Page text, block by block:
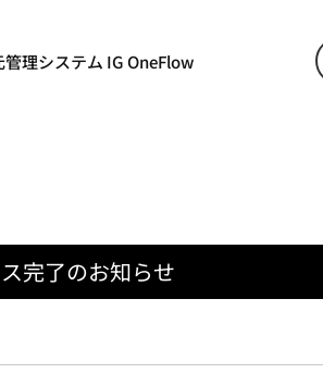
管理システム IG OneFlow
完了のお知らせ